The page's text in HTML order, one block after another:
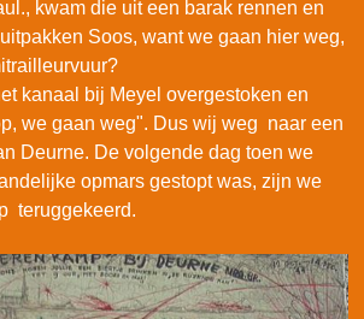
kwam die uit een barak rennen en
Soos, want we gaan hier weg,
kanaal bij Meyel overgestoken en
we gaan weg". Dus wij weg naar een
Deurne. De volgende dag toen we
opmars gestopt was, zijn we
teruggekeerd.